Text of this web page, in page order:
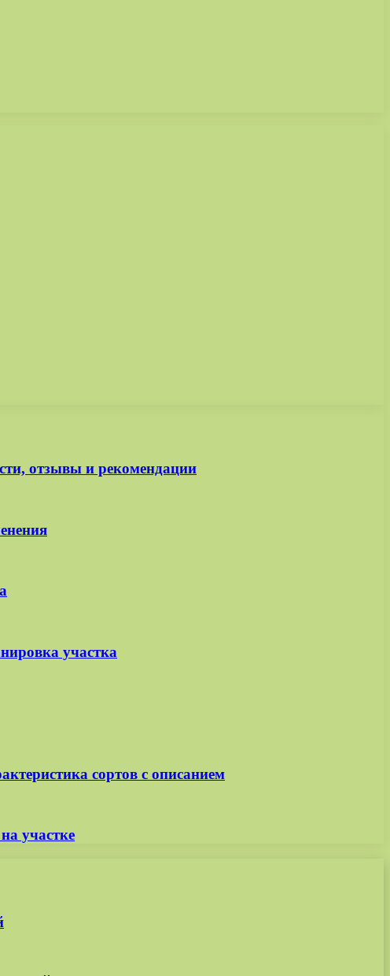
отзывы и рекомендации
участка
сортов с описанием
участке